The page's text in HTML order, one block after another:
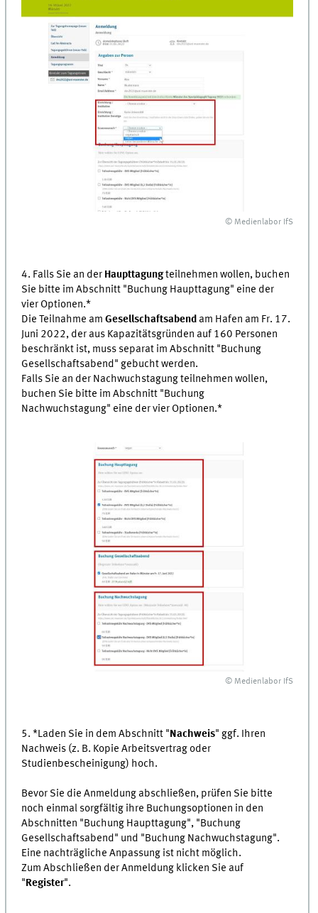
© Medienlabor IfS
4. Falls Sie an der Haupttagungteilnehmen wollen, buchen
Sie bitte im Abschnitt "Buchung Haupttagung" eine der
vier Optionen.*
Die Teilnahme amGesellschaftsabend am Hafen am Fr. 17.
Juni 2022, der aus Kapazitätsgründen auf 160 Personen
beschränkt ist, muss separat im Abschnitt "Buchung
Gesellschaftsabend" gebucht werden.
Falls Sie an der Nachwuchstagung teilnehmen wollen,
buchen Sie bitte im Abschnitt "Buchung
Nachwuchstagung" eine der vier Optionen.*
© Medienlabor IfS
5. *Laden Sie in dem Abschnitt "Nachweis" ggf. Ihren
Nachweis (z. B. Kopie Arbeitsvertrag oder
Studienbescheinigung) hoch.
Bevor Sie die Anmeldung abschließen, prüfen Sie bitte
noch einmal sorgfältig ihre Buchungsoptionen in den
Abschnitten "Buchung Haupttagung", "Buchung
Gesellschaftsabend" und "Buchung Nachwuchstagung".
Eine nachträgliche Anpassung ist nicht möglich.
Zum Abschließen der Anmeldung klicken Sie auf
"Register".